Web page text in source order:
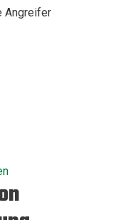
Angreifer